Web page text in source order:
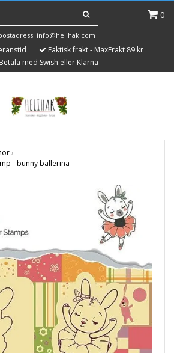
0
info@helihak.com
Faktisk frakt - MaxFrakt 89 kr
Betala med Swish eller Klarna
›
- bunny ballerina